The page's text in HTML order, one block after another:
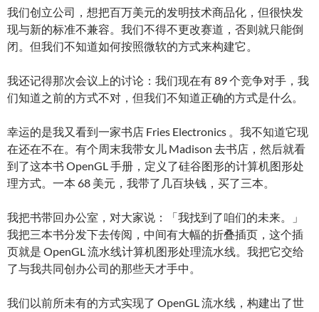
我们创立公司，想把百万美元的发明技术商品化，但很快发
现与新的标准不兼容。我们不得不更改赛道，否则就只能倒
闭。但我们不知道如何按照微软的方式来构建它。
我还记得那次会议上的讨论：我们现在有 89 个竞争对手，我
们知道之前的方式不对，但我们不知道正确的方式是什么。
幸运的是我又看到一家书店 Fries Electronics 。我不知道它现
在还在不在。有个周末我带女儿 Madison 去书店，然后就看
到了这本书 OpenGL 手册，定义了硅谷图形的计算机图形处
理方式。一本 68 美元，我带了几百块钱，买了三本。
我把书带回办公室，对大家说：「我找到了咱们的未来。」
我把三本书分发下去传阅，中间有大幅的折叠插页，这个插
页就是 OpenGL 流水线计算机图形处理流水线。我把它交给
了与我共同创办公司的那些天才手中。
我们以前所未有的方式实现了 OpenGL 流水线，构建出了世